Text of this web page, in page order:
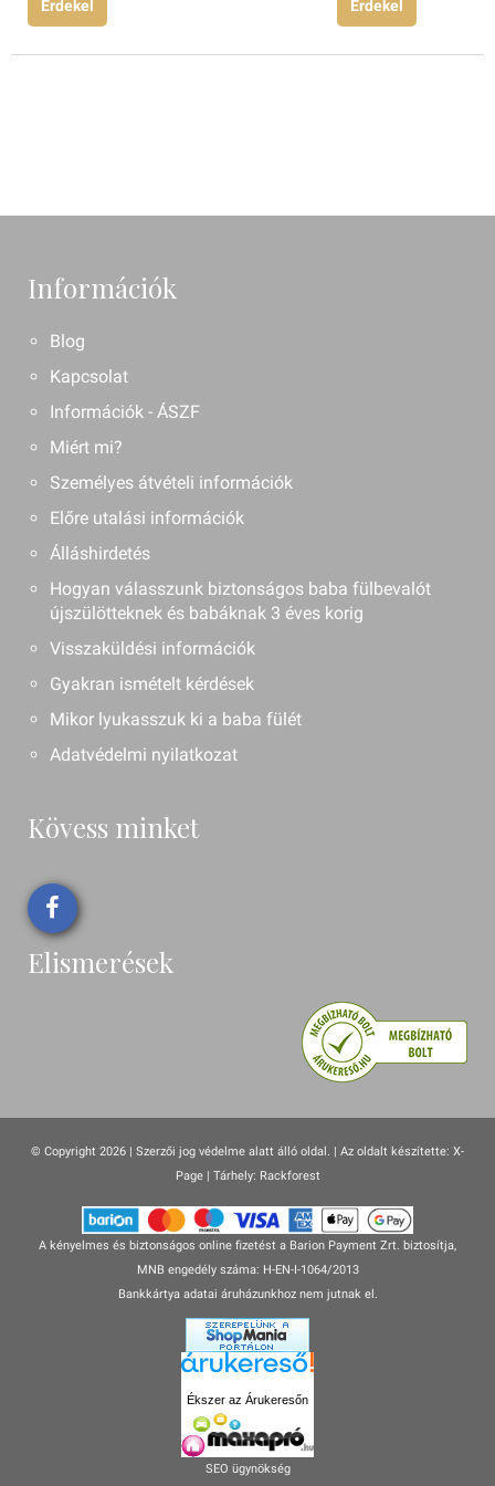
Érdekel Érdekel
Információk
Blog
Kapcsolat
Információk - ÁSZF
Miért mi?
Személyes átvételi információk
Előre utalási információk
Álláshirdetés
Hogyan válasszunk biztonságos baba fülbevalót
újszülötteknek és babáknak 3 éves korig
Visszaküldési információk
Gyakran ismételt kérdések
Mikor lyukasszuk ki a baba fülét
Adatvédelmi nyilatkozat
Kövess minket
Elismerések
© Copyright 2026 | Szerzői jog védelme alatt álló oldal. | Az oldalt készítette: X-
Page| Tárhely: Rackforest
A kényelmes és biztonságos online fizetést a Barion Payment Zrt. biztosítja,
MNB engedély száma: H-EN-I-1064/2013
Bankkártya adatai áruházunkhoz nem jutnak el.
Ékszer az Árukeresőn
SEO ügynökség